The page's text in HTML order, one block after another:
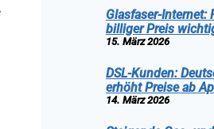
Glasfaser-Internet:
billiger Preis
15. März 2026
DSL-Kunden:
erhöht Preise ab
14. März 2026